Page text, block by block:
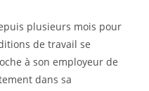
plusieurs mois pour
de travail se
à son employeur de
dans sa